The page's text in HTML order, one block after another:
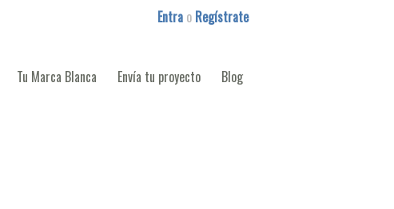
Entra o Regístrate
Tu Marca Blanca Envía tu proyecto Blog